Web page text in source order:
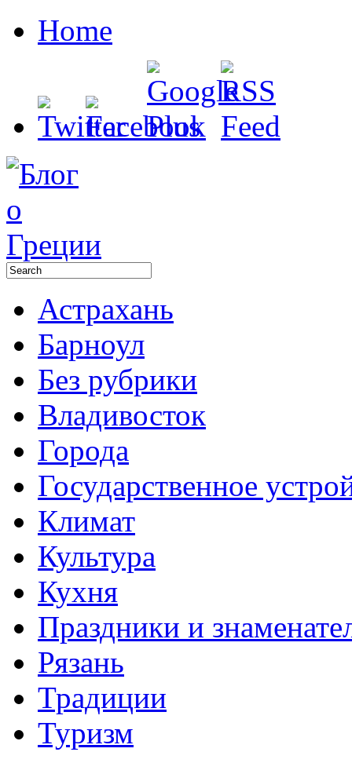
Home
Астрахань
Барноул
Без рубрики
Владивосток
Города
Государственное
Климат
Культура
Кухня
Праздники и
Рязань
Традиции
Туризм